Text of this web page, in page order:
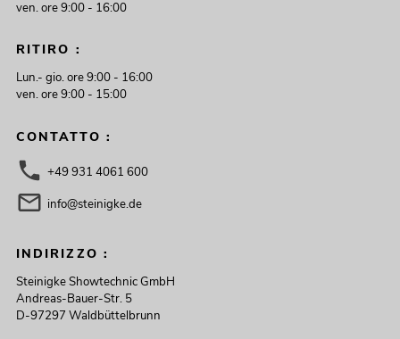
ven. ore 9:00 - 16:00
RITIRO :
Lun.- gio. ore 9:00 - 16:00
ven. ore 9:00 - 15:00
CONTATTO :
+49 931 4061 600
info@steinigke.de
INDIRIZZO :
Steinigke Showtechnic GmbH
Andreas-Bauer-Str. 5
D-97297 Waldbüttelbrunn